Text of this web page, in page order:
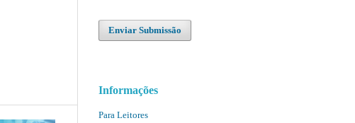
Enviar Submissão
Informações
Para Leitores